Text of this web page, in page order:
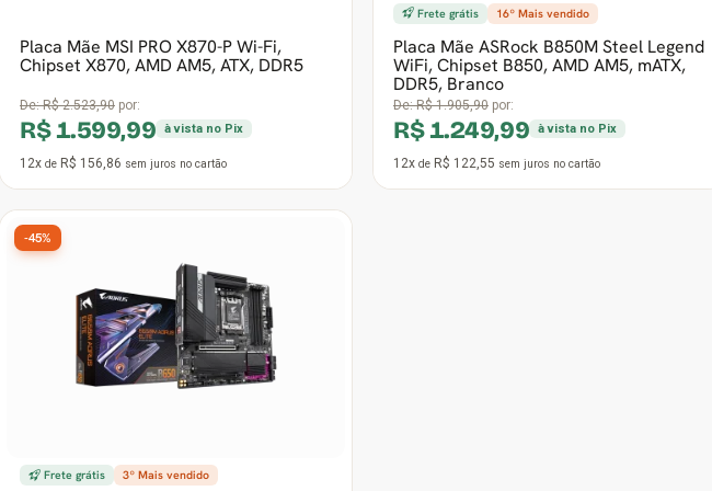
Placa Mãe MSI PRO X870-P Wi-Fi,
Chipset X870, AMD AM5, ATX, DDR5
De:R$ 2.523,90 por:
R$ 1.599,99 à vista no Pix
12x de R$ 156,86 sem juros no cartão
Frete grátis 16º Mais vendido
Placa Mãe ASRock B850M Steel Legend
WiFi, Chipset B850, AMD AM5, mATX,
DDR5, Branco
De:R$ 1.905,90 por:
R$ 1.249,99 à vista no Pix
12x de R$ 122,55 sem juros no cartão
Frete grátis 3º Mais vendido
-45%